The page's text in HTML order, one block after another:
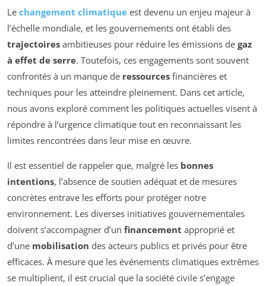
Le changement climatique est devenu un enjeu majeur à
l’échelle mondiale, et les gouvernements ont établi des
trajectoires ambitieuses pour réduire les émissions de gaz
à effet de serre. Toutefois, ces engagements sont souvent
confrontés à un manque de ressources financières et
techniques pour les atteindre pleinement. Dans cet article,
nous avons exploré comment les politiques actuelles visent à
répondre à l’urgence climatique tout en reconnaissant les
limites rencontrées dans leur mise en œuvre.
Il est essentiel de rappeler que, malgré les bonnes
intentions, l’absence de soutien adéquat et de mesures
concrètes entrave les efforts pour protéger notre
environnement. Les diverses initiatives gouvernementales
doivent s’accompagner d’un financement approprié et
d’une mobilisation des acteurs publics et privés pour être
efficaces. À mesure que les événements climatiques extrêmes
se multiplient, il est crucial que la société civile s’engage